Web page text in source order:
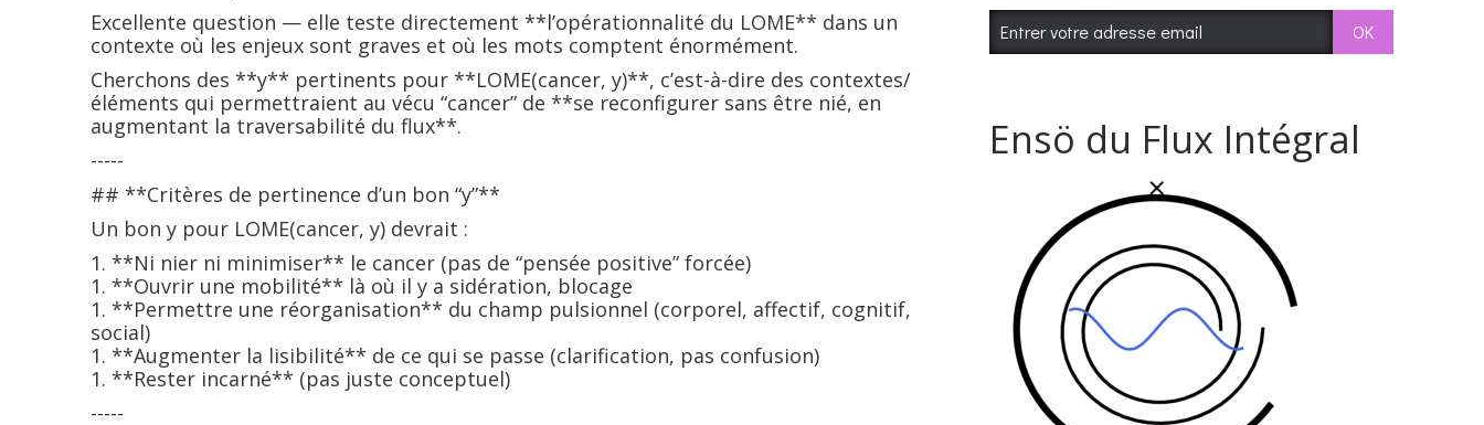
Excellente question — elle teste directement **l’opérationnalité du LOME** dans un
contexte où les enjeux sont graves et où les mots comptent énormément.
Cherchons des **y** pertinents pour **LOME(cancer, y)**, c’est-à-dire des contextes/
éléments qui permettraient au vécu “cancer” de **se reconfigurer sans être nié, en
augmentant la traversabilité du flux**.
-----
## **Critères de pertinence d’un bon “y”**
Un bon y pour LOME(cancer, y) devrait :
1. **Ni nier ni minimiser** le cancer (pas de “pensée positive” forcée)
1. **Ouvrir une mobilité** là où il y a sidération, blocage
1. **Permettre une réorganisation** du champ pulsionnel (corporel, affectif, cognitif,
social)
1. **Augmenter la lisibilité** de ce qui se passe (clarification, pas confusion)
1. **Rester incarné** (pas juste conceptuel)
-----
Ensö du Flux Intégral